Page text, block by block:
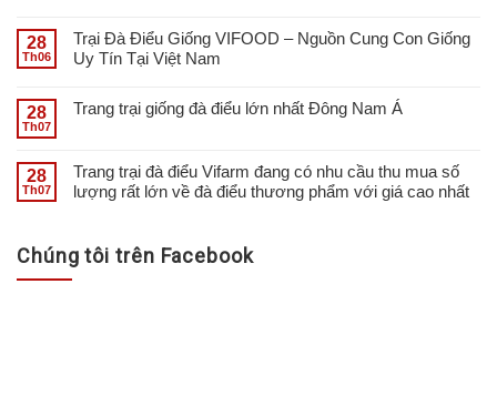
28
Th06
Trại Đà Điểu Giống VIFOOD – Nguồn Cung Con Giống
Uy Tín Tại Việt Nam
28
Th07
Trang trại giống đà điểu lớn nhất Đông Nam Á
28
Th07
Trang trại đà điểu Vifarm đang có nhu cầu thu mua số
lượng rất lớn về đà điểu thương phẩm với giá cao nhất
Chúng tôi trên Facebook